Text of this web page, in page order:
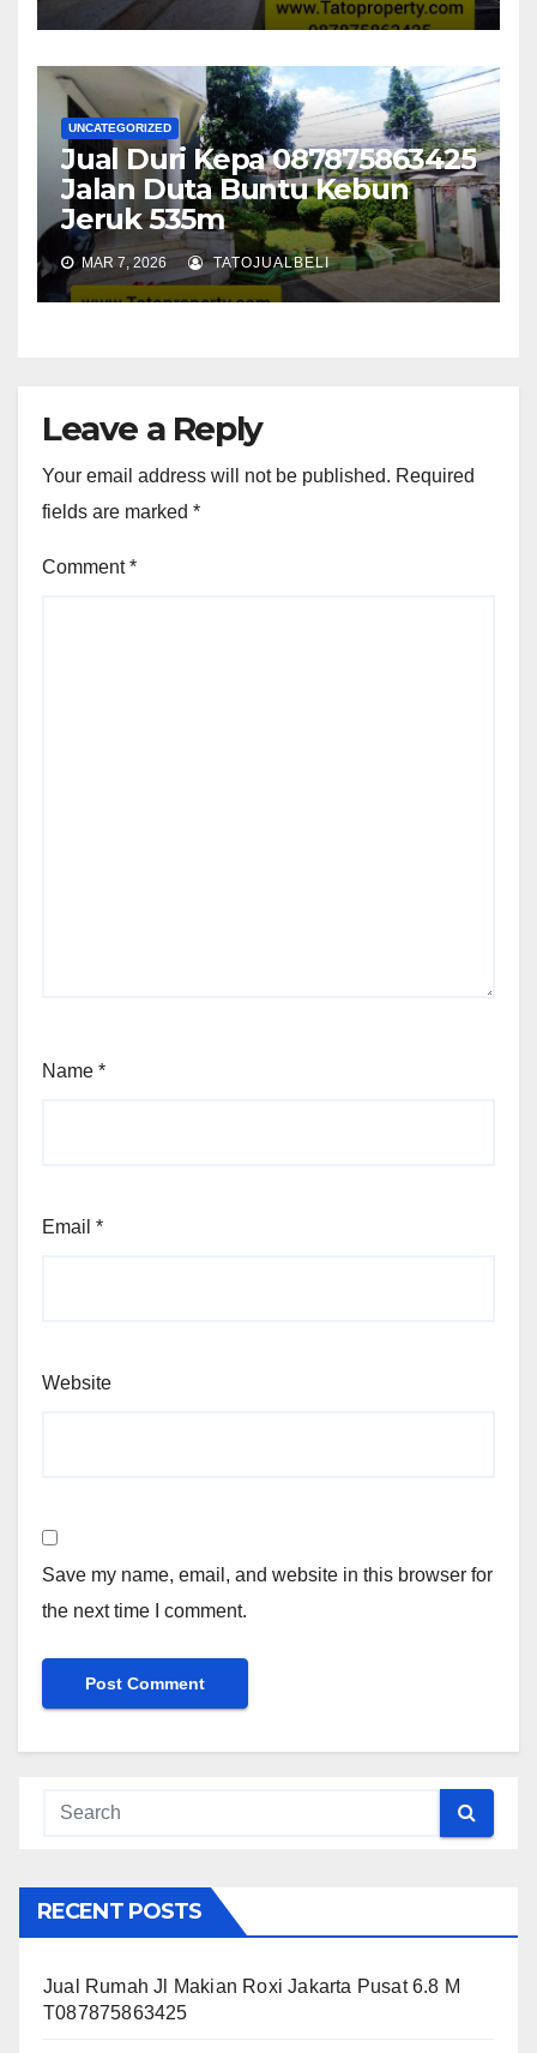
UNCATEGORIZED
Jual Duri Kepa 087875863425
Jalan Duta Buntu Kebun
Jeruk 535m
MAR 7, 2026 TATOJUALBELI
Leave a Reply
Your email address will not be published. Required
fields are marked *
Comment*
Name *
Email *
Website
Save my name, email, and website in this browser for
the next time I comment.
RECENT POSTS
Jual Rumah Jl Makian Roxi Jakarta Pusat 6.8 M
T087875863425